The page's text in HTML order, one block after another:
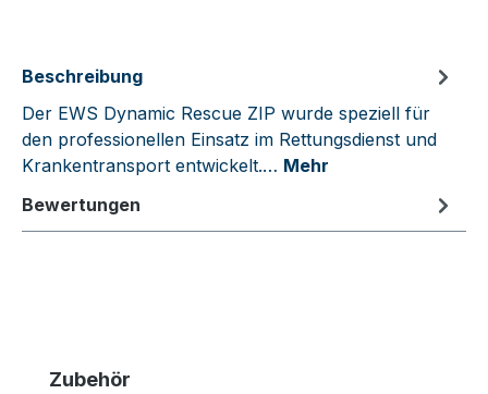
Beschreibung
Der EWS Dynamic Rescue ZIP wurde speziell für
den professionellen Einsatz im Rettungsdienst und
Krankentransport entwickelt.… Mehr
Bewertungen
Produktgalerie überspringen
Zubehör